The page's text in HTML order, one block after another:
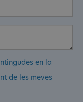
en la
de les meves